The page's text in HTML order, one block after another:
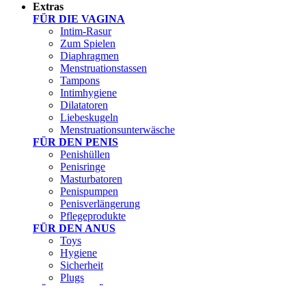
Extras
FÜR DIE VAGINA
Intim-Rasur
Zum Spielen
Diaphragmen
Menstruationstassen
Tampons
Intimhygiene
Dilatatoren
Liebeskugeln
Menstruationsunterwäsche
FÜR DEN PENIS
Penishüllen
Penisringe
Masturbatoren
Penispumpen
Penisverlängerung
Pflegeprodukte
FÜR DEN ANUS
Toys
Hygiene
Sicherheit
Plugs